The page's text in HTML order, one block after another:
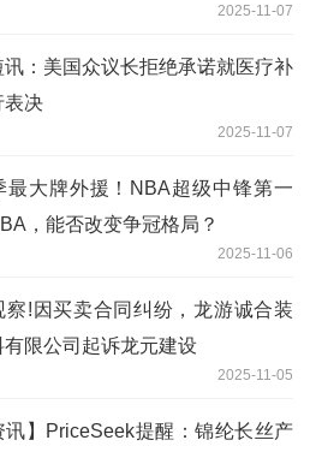
2025-11-07
讯：美国众议长拒绝承诺就医疗补
表决
2025-11-07
最大牌外援！NBA超级中锋第一
，能否改变争冠格局？
2025-11-06
察!因买卖合同纠纷，龙游诚合装
有限公司起诉龙元建设
2025-11-05
讯】PriceSeek提醒：锦纶长丝产